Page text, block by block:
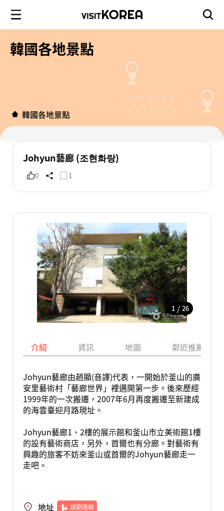
韓國各地景點
韓國各地景點
Johyun藝廊 (조현화랑)
0 1
1 / 26
介紹 資訊 地圖 鄰近推薦景點
Johyun藝廊由趙顯(音譯)代表，一開始於釜山的廣
安里藝術村「藝廊世界」裡邁開第一步。後來歷經
1999年的一次搬遷，2007年6月再度搬遷至新建成
的海雲臺迎月路現址。
Johyun藝廊1、2樓的展示館和釜山市立美術館1樓
的設有藝術商店，另外，首爾也有分廊。對藝術有
興趣的旅客不妨來釜山或首爾的Johyun藝廊走一
走吧。
地址 規劃路線